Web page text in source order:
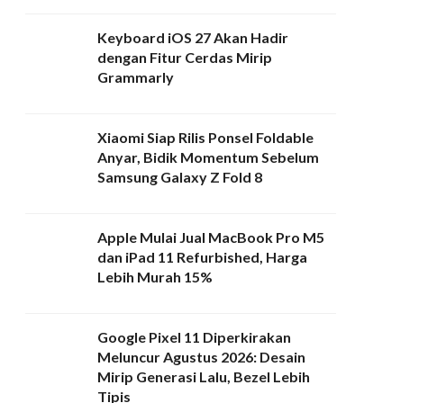
Keyboard iOS 27 Akan Hadir
dengan Fitur Cerdas Mirip
Grammarly
Xiaomi Siap Rilis Ponsel Foldable
Anyar, Bidik Momentum Sebelum
Samsung Galaxy Z Fold 8
Apple Mulai Jual MacBook Pro M5
dan iPad 11 Refurbished, Harga
Lebih Murah 15%
Google Pixel 11 Diperkirakan
Meluncur Agustus 2026: Desain
Mirip Generasi Lalu, Bezel Lebih
Tipis